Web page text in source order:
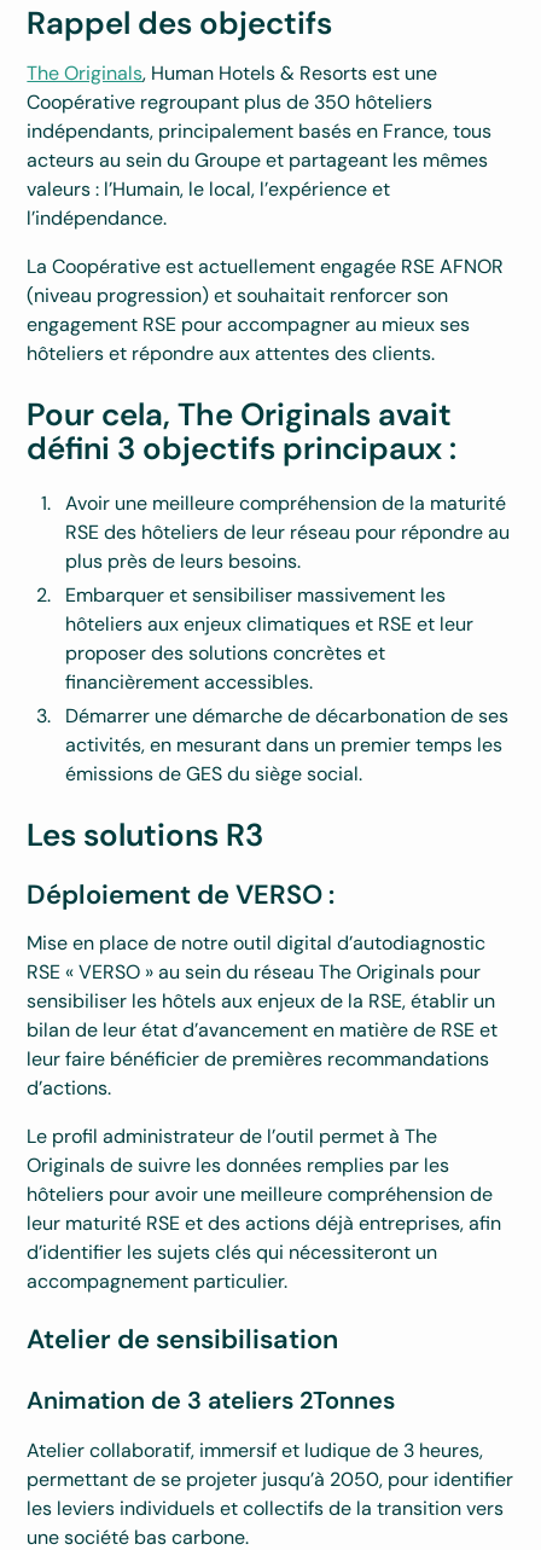
Rappel des objectifs
The Originals, Human Hotels & Resorts est une
Coopérative regroupant plus de 350 hôteliers
indépendants, principalement basés en France, tous
acteurs au sein du Groupe et partageant les mêmes
valeurs : l’Humain, le local, l’expérience et
l’indépendance.
La Coopérative est actuellement engagée RSE AFNOR
(niveau progression) et souhaitait renforcer son
engagement RSE pour accompagner au mieux ses
hôteliers et répondre aux attentes des clients.
Pour cela, The Originals avait
défini 3 objectifs principaux :
Avoir une meilleure compréhension de la maturité
RSE des hôteliers de leur réseau pour répondre au
plus près de leurs besoins.
Embarquer et sensibiliser massivement les
hôteliers aux enjeux climatiques et RSE et leur
proposer des solutions concrètes et
financièrement accessibles.
Démarrer une démarche de décarbonation de ses
activités, en mesurant dans un premier temps les
émissions de GES du siège social.
Les solutions R3
Déploiement de VERSO :
Mise en place de notre outil digital d’autodiagnostic
RSE « VERSO » au sein du réseau The Originals pour
sensibiliser les hôtels aux enjeux de la RSE, établir un
bilan de leur état d’avancement en matière de RSE et
leur faire bénéficier de premières recommandations
d’actions.
Le profil administrateur de l’outil permet à The
Originals de suivre les données remplies par les
hôteliers pour avoir une meilleure compréhension de
leur maturité RSE et des actions déjà entreprises, afin
d’identifier les sujets clés qui nécessiteront un
accompagnement particulier.
Atelier de sensibilisation
Animation de 3 ateliers 2Tonnes
Atelier collaboratif, immersif et ludique de 3 heures,
permettant de se projeter jusqu’à 2050, pour identifier
les leviers individuels et collectifs de la transition vers
une société bas carbone.